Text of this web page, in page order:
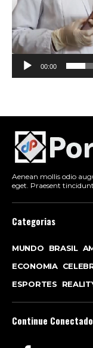
00:00
Aenean mollis odio
eget. Praesent
Categorias
MUNDO BRASIL
ECONOMIA
ESPORTES
Continue Conectado